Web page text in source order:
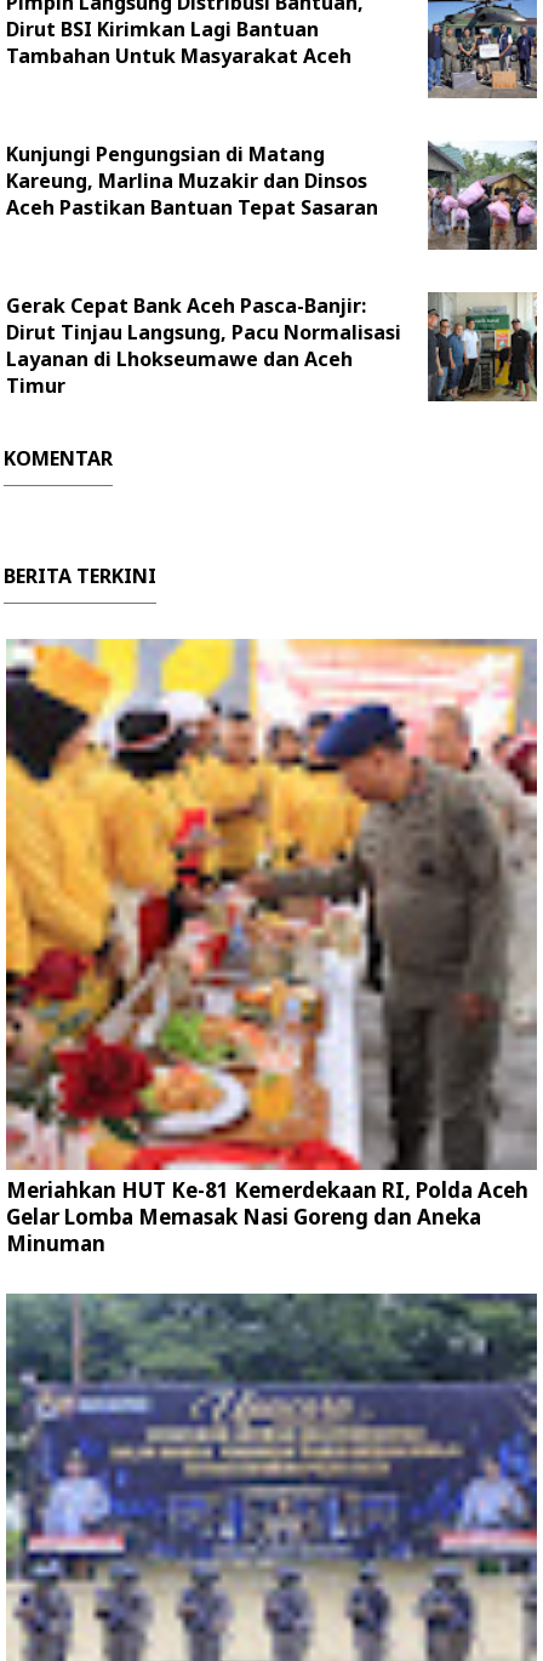
Dirut BSI Kirimkan Lagi Bantuan
Tambahan Untuk Masyarakat Aceh
Kunjungi Pengungsian di Matang
Kareung, Marlina Muzakir dan Dinsos
Aceh Pastikan Bantuan Tepat Sasaran
Gerak Cepat Bank Aceh Pasca-Banjir:
Dirut Tinjau Langsung, Pacu Normalisasi
Layanan di Lhokseumawe dan Aceh
Timur
KOMENTAR
BERITA TERKINI
Meriahkan HUT Ke-81 Kemerdekaan RI, Polda Aceh
Gelar Lomba Memasak Nasi Goreng dan Aneka
Minuman